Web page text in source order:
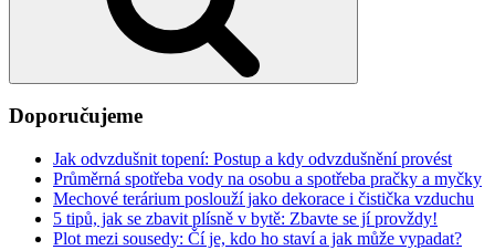
Doporučujeme
Jak odvzdušnit topení: Postup a kdy odvzdušnění provést
Průměrná spotřeba vody na osobu a spotřeba pračky a myčky
Mechové terárium poslouží jako dekorace i čistička vzduchu
5 tipů, jak se zbavit plísně v bytě: Zbavte se jí provždy!
Plot mezi sousedy: Čí je, kdo ho staví a jak může vypadat?